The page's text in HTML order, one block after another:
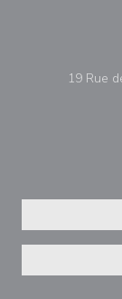
19 Rue